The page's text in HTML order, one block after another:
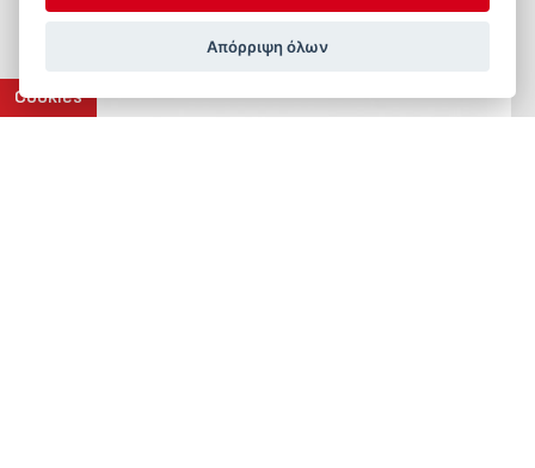
Cookies
Απόρριψη όλων